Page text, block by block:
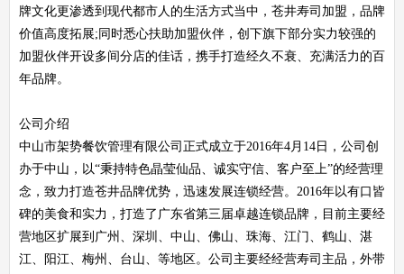
牌文化更渗透到现代都市人的生活方式当中，苍井寿司加盟，品牌
价值高度拓展;同时悉心扶助加盟伙伴，创下旗下部分实力较强的
加盟伙伴开设多间分店的佳话，携手打造经久不衰、充满活力的百
年品牌。
公司介绍
中山市架势餐饮管理有限公司正式成立于2016年4月14日，公司创
办于中山，以“秉持特色晶莹仙品、诚实守信、客户至上”的经营理
念，致力打造苍井品牌优势，迅速发展连锁经营。2016年以有口皆
碑的美食和实力，打造了广东省第三届卓越连锁品牌，目前主要经
营地区扩展到广州、深圳、中山、佛山、珠海、江门、鹤山、湛
江、阳江、梅州、台山、等地区。公司主要经经营寿司主品，外带